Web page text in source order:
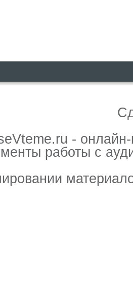
-
работы с